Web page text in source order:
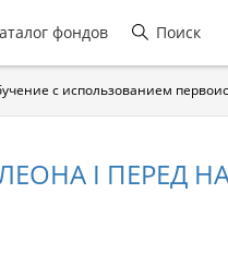
фондов Поиск
с использованием
I ПЕРЕД